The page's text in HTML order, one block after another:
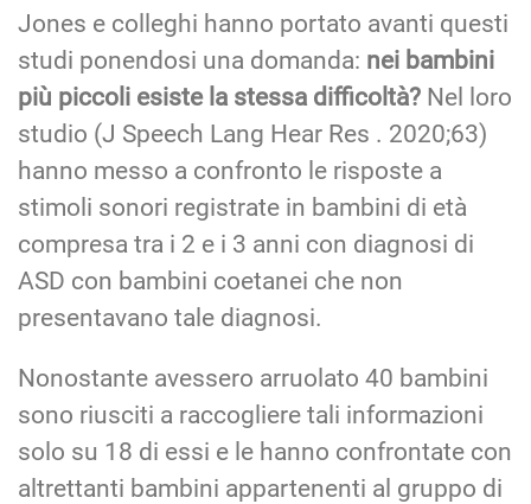
Jones e colleghi hanno portato avanti questi
studi ponendosi una domanda: nei bambini
più piccoli esiste la stessa difficoltà? Nel loro
studio (J Speech Lang Hear Res . 2020;63)
hanno messo a confronto le risposte a
stimoli sonori registrate in bambini di età
compresa tra i 2 e i 3 anni con diagnosi di
ASD con bambini coetanei che non
presentavano tale diagnosi.
Nonostante avessero arruolato 40 bambini
sono riusciti a raccogliere tali informazioni
solo su 18 di essi e le hanno confrontate con
altrettanti bambini appartenenti al gruppo di